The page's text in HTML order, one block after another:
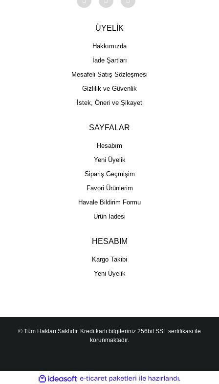
ÜYELİK
Hakkımızda
İade Şartları
Mesafeli Satış Sözleşmesi
Gizlilik ve Güvenlik
İstek, Öneri ve Şikayet
SAYFALAR
Hesabım
Yeni Üyelik
Sipariş Geçmişim
Favori Ürünlerim
Havale Bildirim Formu
Ürün İadesi
HESABIM
Kargo Takibi
Yeni Üyelik
© Tüm Hakları Saklıdır. Kredi kartı bilgileriniz 256bit SSL sertifikası ile
korunmaktadır.
ideasoft e-